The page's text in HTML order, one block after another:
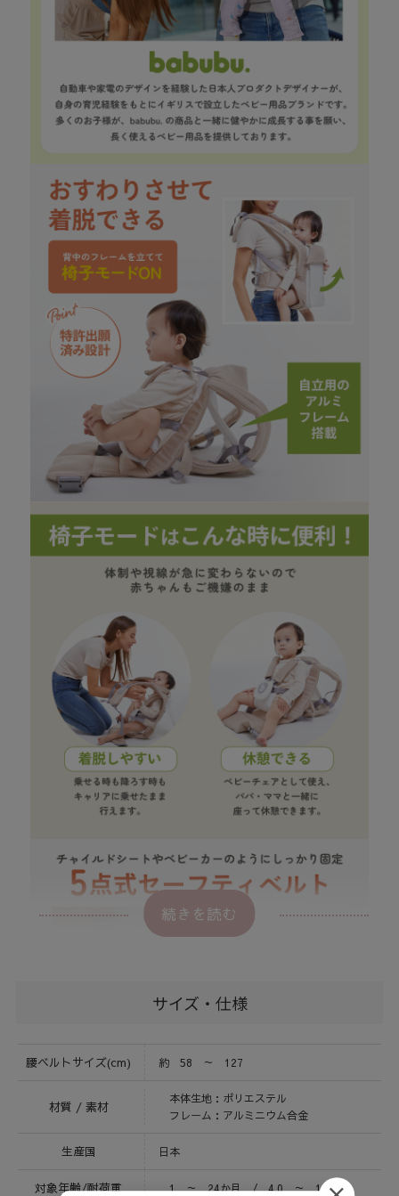
続きを読む
サイズ・仕様
腰ベルトサイズ(cm) 約 58 ～ 127
材質 / 素材
本体生地：ポリエステル
フレーム：アルミニウム合金
生産国 日本
対象年齢/耐荷重 1 ～ 24か月 / 4.0 ～ 14.0 kg